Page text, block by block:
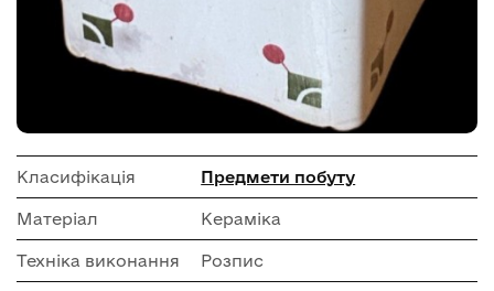
Класифікація Предмети побуту
Матеріал Кераміка
Техніка виконання Розпис